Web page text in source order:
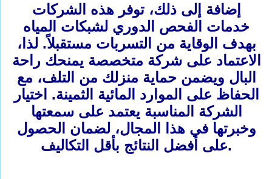
إضافة إلى ذلك، توفر هذه الشركات
خدمات الفحص الدوري لشبكات المياه
بهدف الوقاية من التسربات مستقبلاً. لذا،
الاعتماد على شركة متخصصة يمنحك راحة
البال ويضمن حماية منزلك من التلف، مع
الحفاظ على الموارد المائية الثمينة. اختيار
الشركة المناسبة يعتمد على سمعتها
وخبرتها في هذا المجال، لضمان الحصول
على أفضل النتائج بأقل التكاليف.